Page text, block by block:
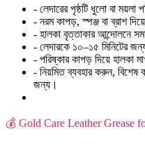
- লেদারের পৃষ্ঠটি ধুলো বা ময়লা
- নরম কাপড়, স্পঞ্জ বা ব্রাশ
- হালকা বৃত্তাকার আন্দোলনে
- লেদারকে ১০–১৫ মিনিটের
- পরিষ্কার কাপড় দিয়ে হালকা
- নিয়মিত ব্যবহার করুন, বিশেষ
জন্য।
💰 Gold Care Leather Grease